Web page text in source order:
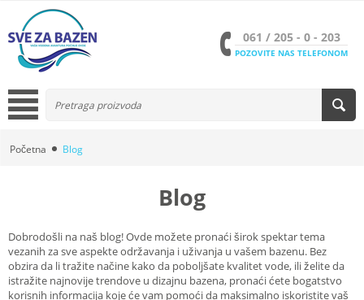
061 / 205 - 0 - 203
POZOVITE NAS TELEFONOM
Početna Blog
Blog
Dobrodošli na naš blog! Ovde možete pronaći širok spektar tema
vezanih za sve aspekte održavanja i uživanja u vašem bazenu. Bez
obzira da li tražite načine kako da poboljšate kvalitet vode, ili želite da
istražite najnovije trendove u dizajnu bazena, pronaći ćete bogatstvo
korisnih informacija koje će vam pomoći da maksimalno iskoristite vaš